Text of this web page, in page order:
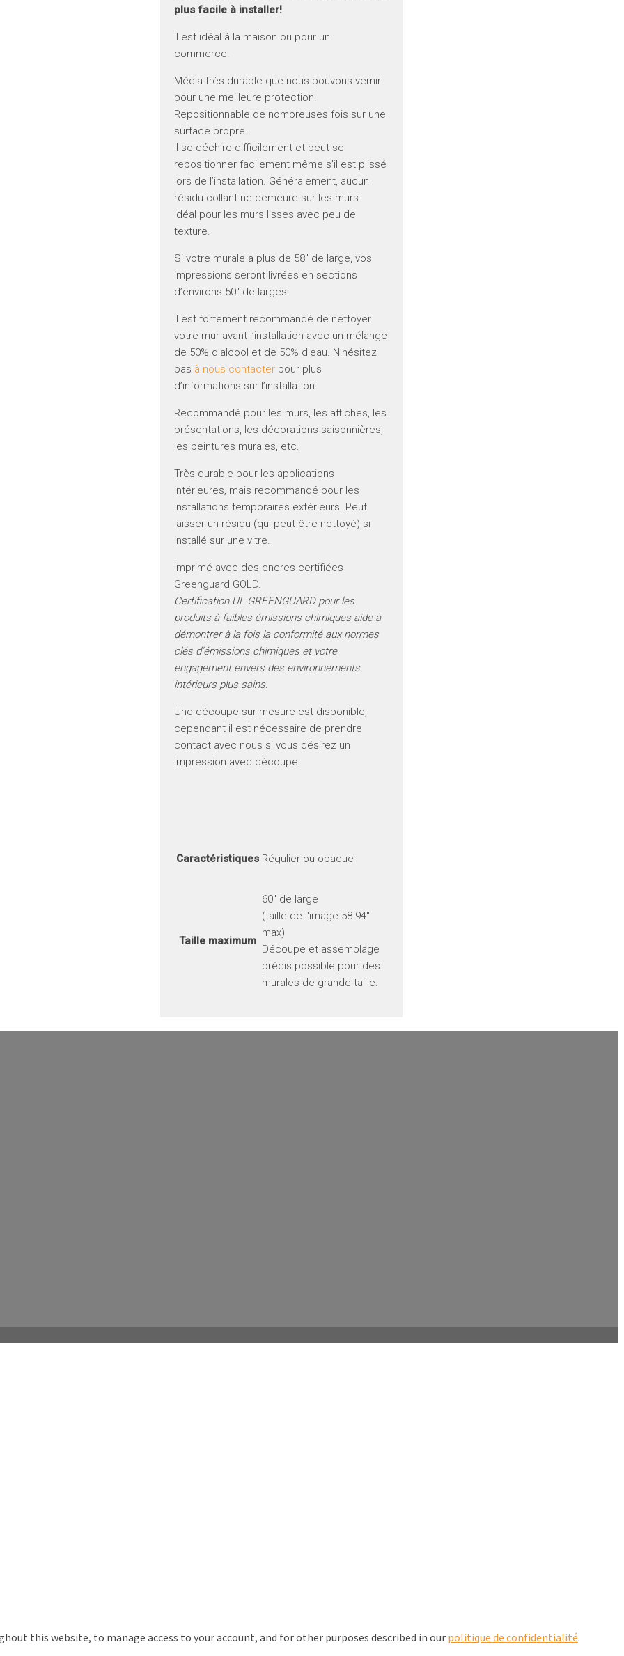
plus facile à installer!
Il est idéal à la maison ou pour un
commerce.
Média très durable que nous pouvons vernir
pour une meilleure protection.
Repositionnable de nombreuses fois sur une
surface propre.
Il se déchire difficilement et peut se
repositionner facilement même s’il est plissé
lors de l’installation. Généralement, aucun
résidu collant ne demeure sur les murs.
Idéal pour les murs lisses avec peu de
texture.
Si votre murale a plus de 58″ de large, vos
impressions seront livrées en sections
d’environs 50″ de larges.
Il est fortement recommandé de nettoyer
votre mur avant l’installation avec un mélange
de 50% d’alcool et de 50% d’eau. N’hésitez
pas à nous contacter pour plus
d’informations sur l’installation.
Recommandé pour les murs, les affiches, les
présentations, les décorations saisonnières,
les peintures murales, etc.
Très durable pour les applications
intérieures, mais recommandé pour les
installations temporaires extérieurs. Peut
laisser un résidu (qui peut être nettoyé) si
installé sur une vitre.
Imprimé avec des encres certifiées
Greenguard GOLD.
Certification UL GREENGUARD pour les
produits à faibles émissions chimiques aide à
démontrer à la fois la conformité aux normes
clés d’émissions chimiques et votre
engagement envers des environnements
intérieurs plus sains.
Une découpe sur mesure est disponible,
cependant il est nécessaire de prendre
contact avec nous si vous désirez un
impression avec découpe.
Caractéristiques Régulier ou opaque
Taille maximum
60" de large
(taille de l'image 58.94"
max)
Découpe et assemblage
précis possible pour des
murales de grande taille.
this website, to manage access to your account, and for other purposes described in our politique de confidentialité.